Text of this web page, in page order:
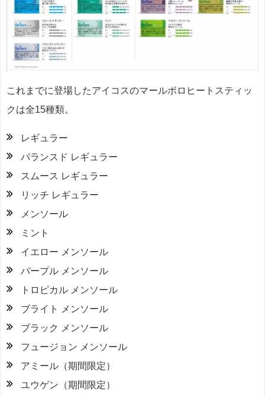
これまでに登場したアイコスのマールボロヒートスティッ
クは全15種類。
レギュラー
バランスド レギュラー
スムース レギュラー
リッチ レギュラー
メンソール
ミント
イエロー メンソール
パープル メンソール
トロピカル メンソール
ブライト メンソール
ブラック メンソール
フュージョン メンソール
アミール（期間限定）
ユウゲン（期間限定）